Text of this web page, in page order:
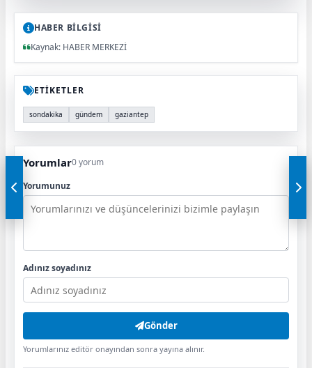
HABER BİLGİSİ
Kaynak: HABER MERKEZİ
ETİKETLER
sondakika gündem gaziantep
Yorumlar0 yorum
Yorumunuz
Adınız soyadınız
Gönder
Yorumlarınız editör onayından sonra yayına alınır.